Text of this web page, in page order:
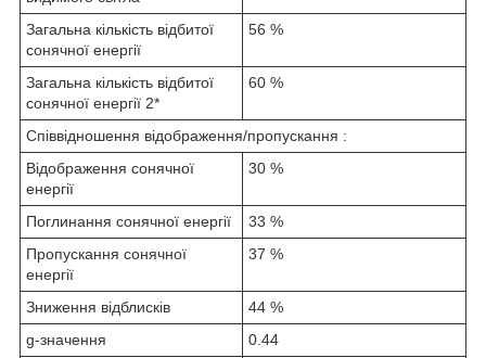
Загальна кількість відбитої
сонячної енергії
56 %
Загальна кількість відбитої
сонячної енергії 2*
60 %
Співвідношення відображення/пропускання :
Відображення сонячної
енергії
30 %
Поглинання сонячної енергії
33 %
Пропускання сонячної
енергії
37 %
Зниження відблисків
44 %
g-значення
0.44